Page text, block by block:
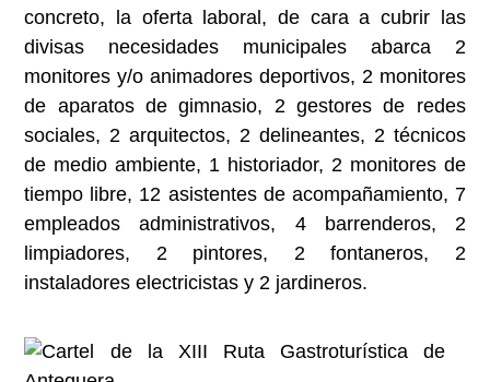
concreto, la oferta laboral, de cara a cubrir las
divisas necesidades municipales abarca 2
monitores y/o animadores deportivos, 2 monitores
de aparatos de gimnasio, 2 gestores de redes
sociales, 2 arquitectos, 2 delineantes, 2 técnicos
de medio ambiente, 1 historiador, 2 monitores de
tiempo libre, 12 asistentes de acompañamiento, 7
empleados administrativos, 4 barrenderos, 2
limpiadores, 2 pintores, 2 fontaneros, 2
instaladores electricistas y 2 jardineros.